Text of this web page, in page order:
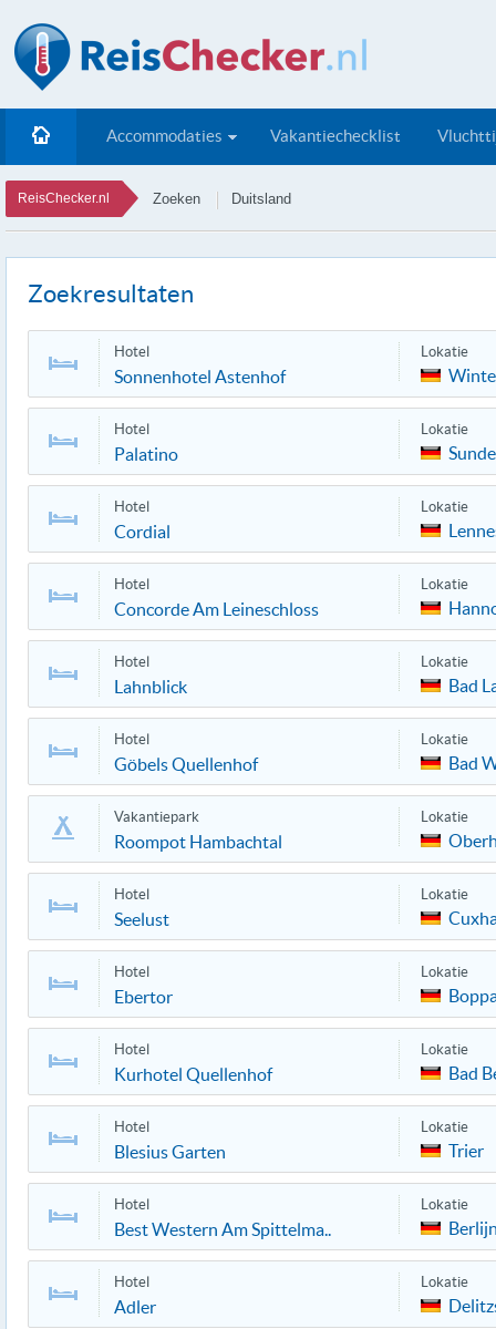
Accommodaties Vakantiechecklist
ReisChecker.nl Zoeken Duitsland
Zoekresultaten
Hotel
Sonnenhotel Astenhof
Lokatie
Hotel
Palatino
Lokatie
Hotel
Cordial
Lokatie
Hotel
Concorde Am Leineschloss
Lokatie
Hotel
Lahnblick
Lokatie
Bad
Hotel
Göbels Quellenhof
Lokatie
Bad
Vakantiepark
Roompot Hambachtal
Lokatie
Hotel
Seelust
Lokatie
Hotel
Ebertor
Lokatie
Hotel
Kurhotel Quellenhof
Lokatie
Bad
Hotel
Blesius Garten
Lokatie
Trier
Hotel
Best Western Am Spittelma..
Lokatie
Hotel
Adler
Lokatie